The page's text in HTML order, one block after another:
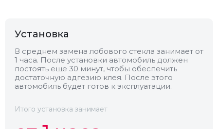
Обогрев
Установка
В среднем замена лобового стекла занимает от
1 часа. После установки автомобиль должен
постоять еще 30 минут, чтобы обеспечить
достаточную адгезию клея. После этого
автомобиль будет готов к эксплуатации.
Итого установка занимает